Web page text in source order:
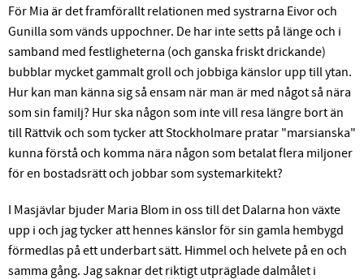
För Mia är det framförallt relationen med systrarna Eivor och
Gunilla som vänds uppochner. De har inte setts på länge och i
samband med festligheterna (och ganska friskt drickande)
bubblar mycket gammalt groll och jobbiga känslor upp till ytan.
Hur kan man känna sig så ensam när man är med något så nära
som sin familj? Hur ska någon som inte vill resa längre bort än
till Rättvik och som tycker att Stockholmare pratar "marsianska"
kunna förstå och komma nära någon som betalat flera miljoner
för en bostadsrätt och jobbar som systemarkitekt?
I Masjävlar bjuder Maria Blom in oss till det Dalarna hon växte
upp i och jag tycker att hennes känslor för sin gamla hembygd
förmedlas på ett underbart sätt. Himmel och helvete på en och
samma gång. Jag saknar det riktigt utpräglade dalmålet i